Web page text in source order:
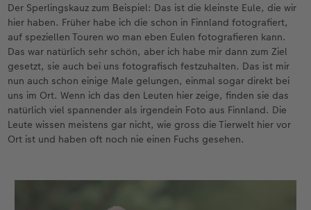
Der Sperlingskauz zum Beispiel: Das ist die kleinste Eule, die wir
hier haben. Früher habe ich die schon in Finnland fotografiert,
auf speziellen Touren wo man eben Eulen fotografieren kann.
Das war natürlich sehr schön, aber ich habe mir dann zum Ziel
gesetzt, sie auch bei uns fotografisch festzuhalten. Das ist mir
nun auch schon einige Male gelungen, einmal sogar direkt bei
uns im Ort. Wenn ich das den Leuten hier zeige, finden sie das
natürlich viel spannender als irgendein Foto aus Finnland. Die
Leute wissen meistens gar nicht, wie gross die Tierwelt hier vor
Ort ist und haben oft noch nie einen Fuchs gesehen.